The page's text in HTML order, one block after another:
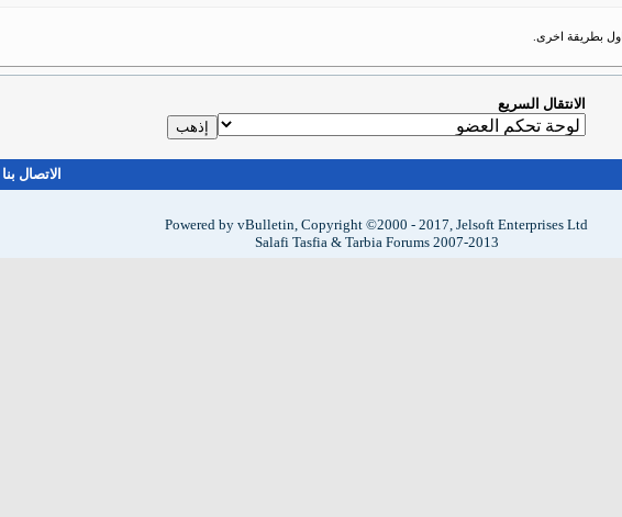
بطريقة اخرى.
الانتقال السريع
الاتصال بنا
Powered by vBulletin, Copyright ©2000 - 2017, Jelsoft Enterprises Ltd
Salafi Tasfia & Tarbia Forums 2007-2013